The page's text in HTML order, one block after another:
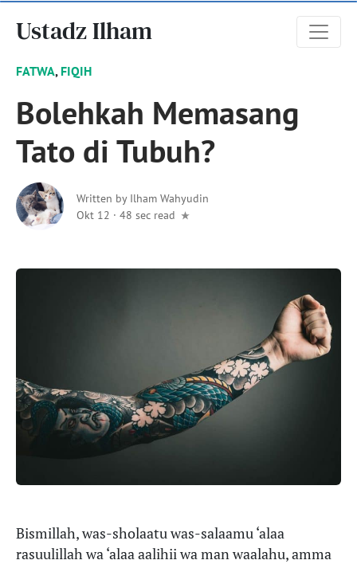
Ustadz Ilham
FATWA, FIQIH
Bolehkah Memasang
Tato di Tubuh?
Written by Ilham Wahyudin
Okt 12 · 48 sec read
Bismillah, was-sholaatu was-salaamu ‘alaa
rasuulillah wa ‘alaa aalihii wa man waalahu, amma